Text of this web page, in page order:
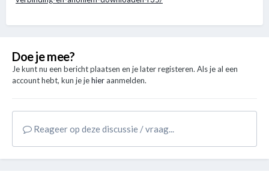
Doe je mee?
Je kunt nu een bericht plaatsen en je later registeren. Als je al een
account hebt, kun je jehieraanmelden.
Reageer op deze discussie / vraag...